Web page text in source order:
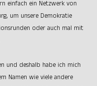
einfach ein Netzwerk von
um unsere Demokratie
oder auch mal mit
und deshalb habe ich mich
Namen wie viele andere